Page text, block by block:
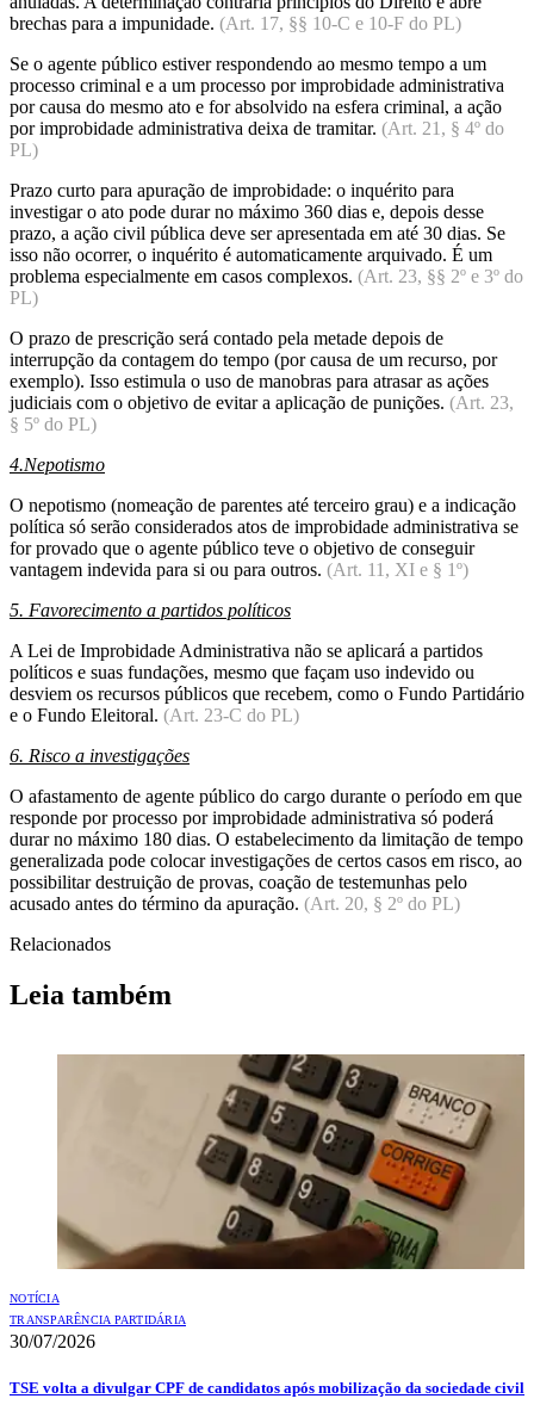
brechas para a impunidade. (Art. 17, §§ 10-C e 10-F do PL)
Se o agente público estiver respondendo ao mesmo tempo a um
processo criminal e a um processo por improbidade administrativa
por causa do mesmo ato e for absolvido na esfera criminal, a ação
por improbidade administrativa deixa de tramitar. (Art. 21, § 4º do
PL)
Prazo curto para apuração de improbidade: o inquérito para
investigar o ato pode durar no máximo 360 dias e, depois desse
prazo, a ação civil pública deve ser apresentada em até 30 dias. Se
isso não ocorrer, o inquérito é automaticamente arquivado. É um
problema especialmente em casos complexos. (Art. 23, §§ 2º e 3º do
PL)
O prazo de prescrição será contado pela metade depois de
interrupção da contagem do tempo (por causa de um recurso, por
exemplo). Isso estimula o uso de manobras para atrasar as ações
judiciais com o objetivo de evitar a aplicação de punições. (Art. 23,
§ 5º do PL)
4.Nepotismo
O nepotismo (nomeação de parentes até terceiro grau) e a indicação
política só serão considerados atos de improbidade administrativa se
for provado que o agente público teve o objetivo de conseguir
vantagem indevida para si ou para outros. (Art. 11, XI e § 1º)
5. Favorecimento a partidos políticos
A Lei de Improbidade Administrativa não se aplicará a partidos
políticos e suas fundações, mesmo que façam uso indevido ou
desviem os recursos públicos que recebem, como o Fundo Partidário
e o Fundo Eleitoral. (Art. 23-C do PL)
6. Risco a investigações
O afastamento de agente público do cargo durante o período em que
responde por processo por improbidade administrativa só poderá
durar no máximo 180 dias. O estabelecimento da limitação de tempo
generalizada pode colocar investigações de certos casos em risco, ao
possibilitar destruição de provas, coação de testemunhas pelo
acusado antes do término da apuração. (Art. 20, § 2º do PL)
Relacionados
Leia também
NOTÍCIA
TRANSPARÊNCIA PARTIDÁRIA
30/07/2026
TSE volta a divulgar CPF de candidatos após mobilização da sociedade civil